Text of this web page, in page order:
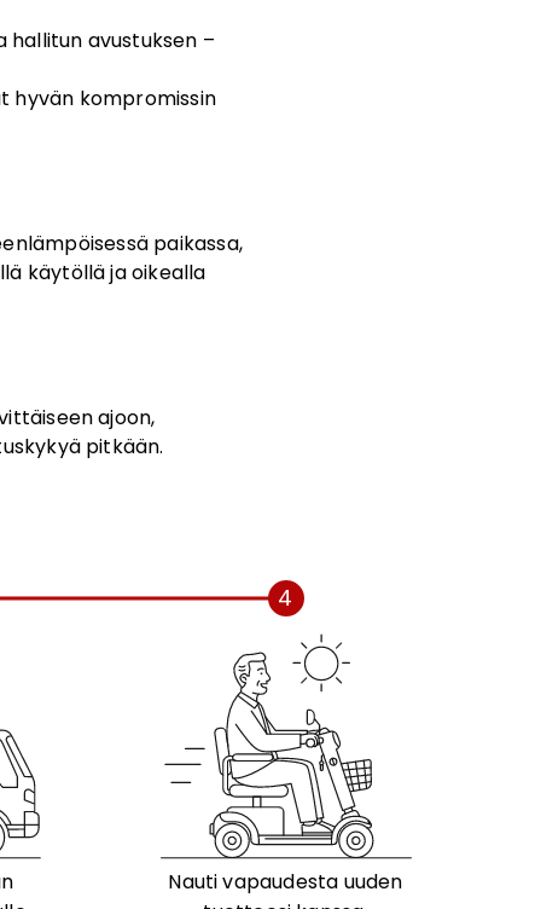
hallitun avustuksen –
hyvän kompromissin
paikassa,
käytöllä ja oikealla
ajoon,
pitkään.
4
Nauti vapaudesta uuden